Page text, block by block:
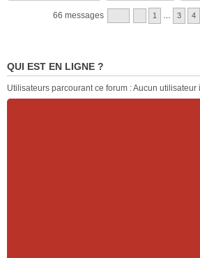
66 messages 1 3 4
QUI EST EN LIGNE ?
Utilisateurs parcourant ce forum : Aucun utilisateur